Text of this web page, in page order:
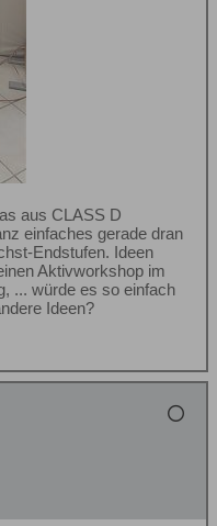
aus CLASS D
einfaches gerade dran
Endstufen. Ideen
Aktivworkshop im
... würde es so einfach
Ideen?